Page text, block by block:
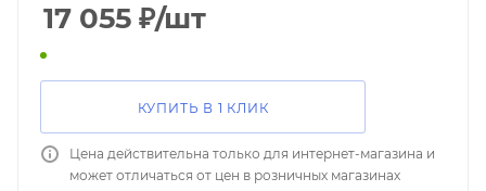
17 055 ₽/шт
КУПИТЬ В 1 КЛИК
Цена действительна только для интернет-магазина и
может отличаться от цен в розничных магазинах